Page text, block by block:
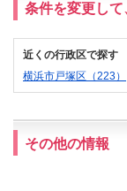
条件を変更し
近くの行政区で探す
横浜市戸塚区（223）
その他の情報